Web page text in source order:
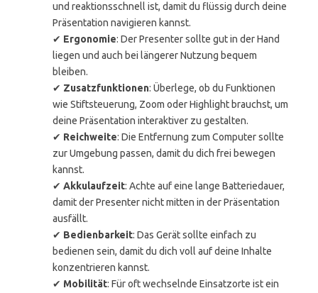
und reaktionsschnell ist, damit du flüssig durch deine
Präsentation navigieren kannst.
✔ Ergonomie: Der Presenter sollte gut in der Hand
liegen und auch bei längerer Nutzung bequem
bleiben.
✔ Zusatzfunktionen: Überlege, ob du Funktionen
wie Stiftsteuerung, Zoom oder Highlight brauchst, um
deine Präsentation interaktiver zu gestalten.
✔ Reichweite: Die Entfernung zum Computer sollte
zur Umgebung passen, damit du dich frei bewegen
kannst.
✔ Akkulaufzeit: Achte auf eine lange Batteriedauer,
damit der Presenter nicht mitten in der Präsentation
ausfällt.
✔ Bedienbarkeit: Das Gerät sollte einfach zu
bedienen sein, damit du dich voll auf deine Inhalte
konzentrieren kannst.
✔ Mobilität: Für oft wechselnde Einsatzorte ist ein